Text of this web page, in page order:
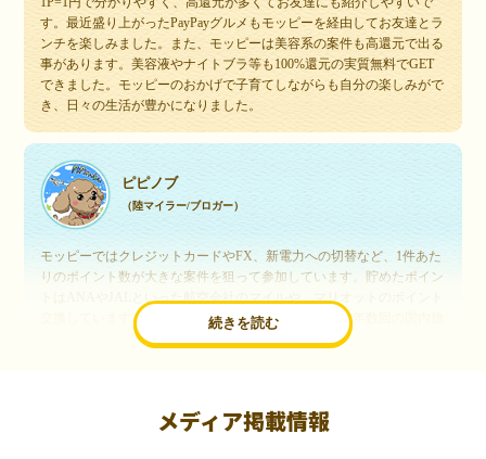
す。最近盛り上がったPayPayグルメもモッピーを経由してお友達とラ
ンチを楽しみました。また、モッピーは美容系の案件も高還元で出る
事があります。美容液やナイトブラ等も100%還元の実質無料でGET
できました。モッピーのおかげで子育てしながらも自分の楽しみがで
き、日々の生活が豊かになりました。
続きを読む
ピピノブ
（陸マイラー/ブロガー）
モッピーではクレジットカードやFX、新電力への切替など、1件あた
りのポイント数が大きな案件を狙って参加しています。貯めたポイン
交換しています。このようにすることで、ほぼ無料で年数回の国内旅
行や海外旅行を実現しています。モッピーは陸マイラーや旅行好きに
いつものネットショッピングが、モッピーでお得
メディア掲載情報